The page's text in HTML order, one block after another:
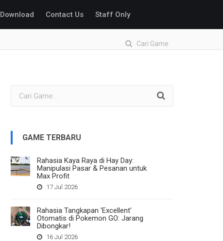
Download Contact Us Staff Only
Cari Game
GAME TERBARU
Rahasia Kaya Raya di Hay Day:
Manipulasi Pasar & Pesanan untuk
Max Profit
17 Jul 2026
Rahasia Tangkapan 'Excellent'
Otomatis di Pokemon GO: Jarang
Dibongkar!
16 Jul 2026